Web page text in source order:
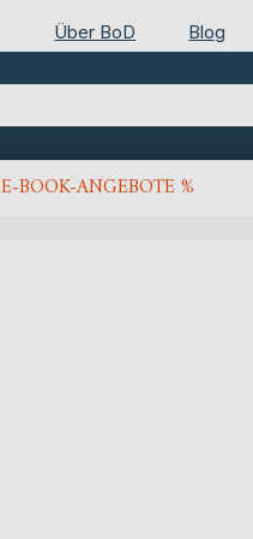
Über BoD Blog
E-BOOK-ANGEBOTE %